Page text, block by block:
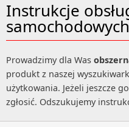
Instrukcje
samochodowych
Prowadzimy dla Was
produkt z naszej
użytkowania. Jeżeli jeszcze
zgłosić. Odszukujemy